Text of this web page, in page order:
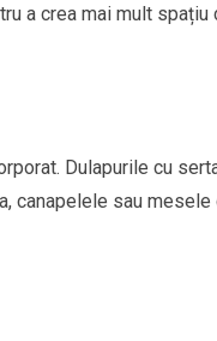
a crea mai mult spațiu
Dulapurile cu
canapelele sau mesele